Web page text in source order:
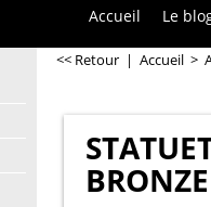
Accueil Le
<< Retour | Accueil >